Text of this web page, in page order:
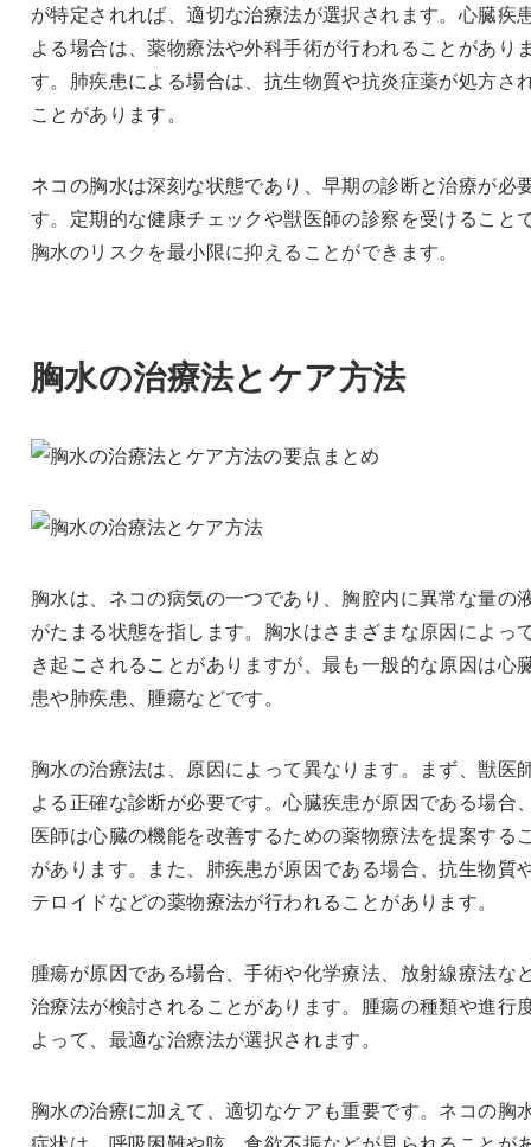
が特定されれば、適切な治療法が選択されます。心臓疾
よる場合は、薬物療法や外科手術が行われることがあり
す。肺疾患による場合は、抗生物質や抗炎症薬が処方さ
ことがあります。
ネコの胸水は深刻な状態であり、早期の診断と治療が必
す。定期的な健康チェックや獣医師の診察を受けること
胸水のリスクを最小限に抑えることができます。
胸水の治療法とケア方法
胸水は、ネコの病気の一つであり、胸腔内に異常な量の
がたまる状態を指します。胸水はさまざまな原因によっ
き起こされることがありますが、最も一般的な原因は心
患や肺疾患、腫瘍などです。
胸水の治療法は、原因によって異なります。まず、獣医
よる正確な診断が必要です。心臓疾患が原因である場合
医師は心臓の機能を改善するための薬物療法を提案する
があります。また、肺疾患が原因である場合、抗生物質
テロイドなどの薬物療法が行われることがあります。
腫瘍が原因である場合、手術や化学療法、放射線療法な
治療法が検討されることがあります。腫瘍の種類や進行
よって、最適な治療法が選択されます。
胸水の治療に加えて、適切なケアも重要です。ネコの胸